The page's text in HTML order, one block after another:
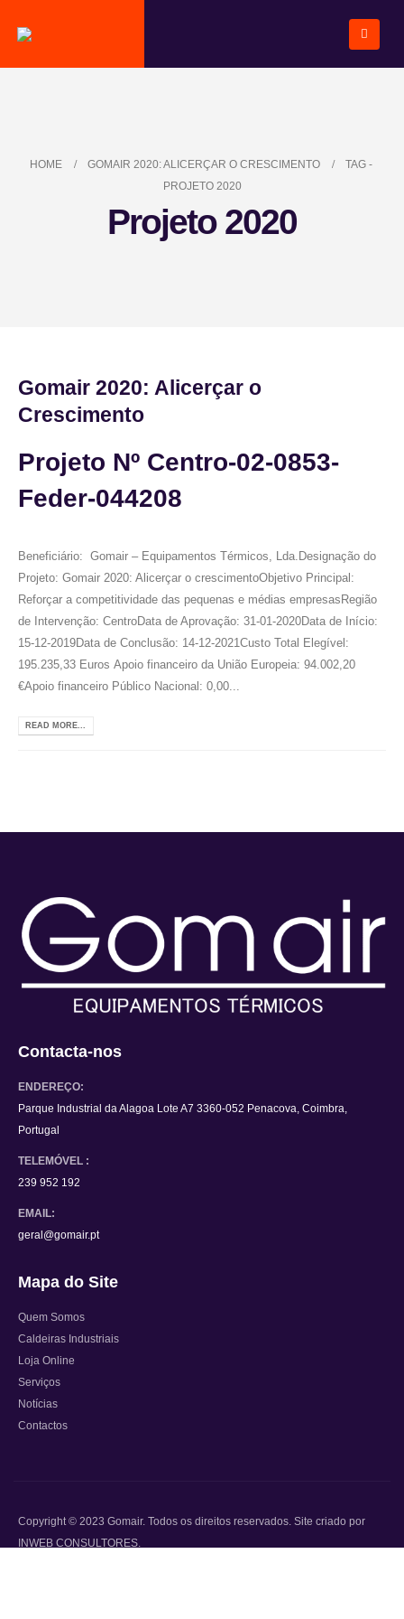
HOME GOMAIR 2020: ALICERÇAR O CRESCIMENTO
TAG -
PROJETO 2020
Projeto 2020
Gomair 2020: Alicerçar o
Crescimento
Projeto Nº Centro-02-0853-
Feder-044208
Beneficiário: Gomair – Equipamentos Térmicos, Lda.Designação do
Projeto: Gomair 2020: Alicerçar o crescimentoObjetivo Principal:
Reforçar a competitividade das pequenas e médias empresasRegião
de Intervenção: CentroData de Aprovação: 31-01-2020Data de Início:
15-12-2019Data de Conclusão: 14-12-2021Custo Total Elegível:
195.235,33 Euros Apoio financeiro da União Europeia: 94.002,20
€Apoio financeiro Público Nacional: 0,00...
READ MORE...
Contacta-nos
ENDEREÇO:
Parque Industrial da Alagoa Lote A7 3360-052 Penacova, Coimbra,
Portugal
TELEMÓVEL :
239 952 192
EMAIL:
geral@gomair.pt
Mapa do Site
Quem Somos
Caldeiras Industriais
Loja Online
Serviços
Notícias
Contactos
Copyright © 2023 Gomair. Todos os direitos reservados. Site criado por
INWEB CONSULTORES.